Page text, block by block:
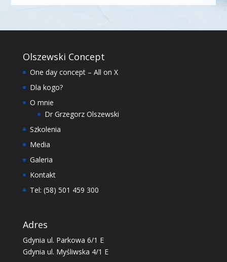
Olszewski Concept
One day concept – All on X
Dla kogo?
O mnie
Dr Grzegorz Olszewski
Szkolenia
Media
Galeria
Kontakt
Tel: (58) 501 459 300
Adres
Gdynia ul. Parkowa 6/1 E
Gdynia ul. Myśliwska 4/1 E